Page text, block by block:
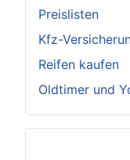
Preislisten
Kfz-
Reifen kaufen
Oldtimer und